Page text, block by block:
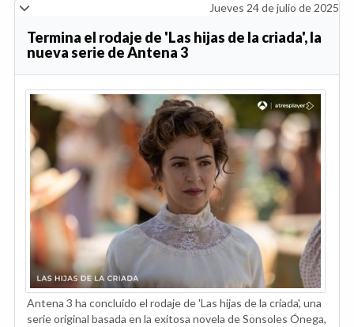
Jueves 24 de julio de 2025
Termina el rodaje de 'Las hijas de la criada', la
nueva serie de Antena 3
Antena 3 ha concluido el rodaje de 'Las hijas de la criada', una
serie original basada en la exitosa novela de Sonsoles Ónega,